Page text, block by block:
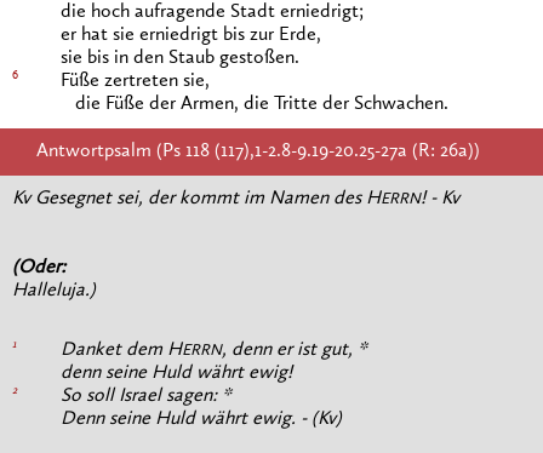
die hoch aufragende Stadt erniedrigt;
er hat sie erniedrigt bis zur Erde,
sie bis in den Staub gestoßen.
6
Füße zertreten sie,
die Füße der Armen, die Tritte der Schwachen.
Antwortpsalm (Ps 118 (117),1-2.8-9.19-20.25-27a (R: 26a))
Kv Gesegnet sei, der kommt im Namen des HERRN! - Kv
(Oder:
Halleluja.)
1 Danket dem HERRN, denn er ist gut, *
denn seine Huld währt ewig!
2
So soll Israel sagen: *
Denn seine Huld währt ewig. - (Kv)